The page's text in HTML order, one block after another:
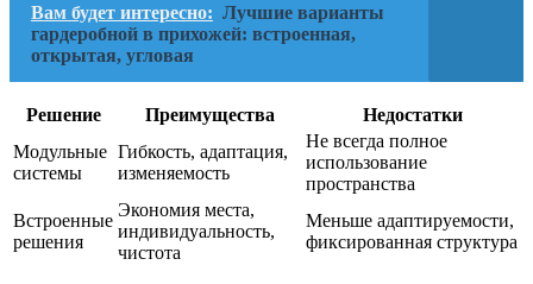
Вам будет интересно: Лучшие варианты
гардеробной в прихожей: встроенная,
открытая, угловая
Решение Преимущества
Недостатки
Модульные
системы
Гибкость, адаптация,
изменяемость
Не всегда полное
использование
пространства
Встроенные
решения
Экономия места,
индивидуальность,
чистота
Меньше адаптируемости,
фиксированная структура